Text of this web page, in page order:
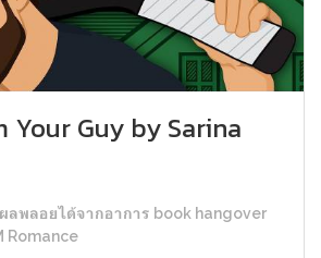
Your Guy by Sarina
ลพลอยได้จากอาการ book hangover
Romance